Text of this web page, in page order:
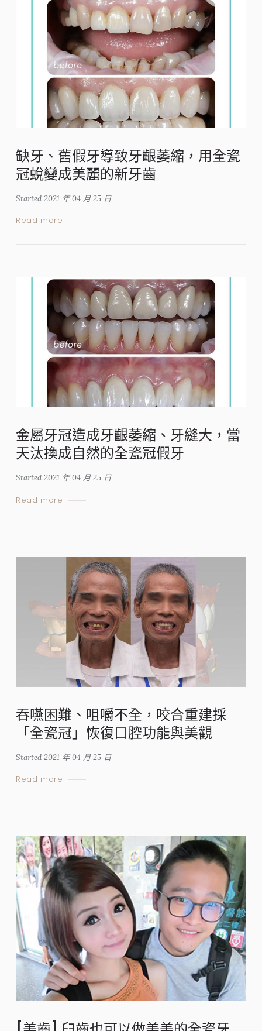
缺牙、舊假牙導致牙齦萎縮，用全瓷
冠蛻變成美麗的新牙齒
Started2021 年 04 月 25 日
Read more
金屬牙冠造成牙齦萎縮、牙縫大，當
天汰換成自然的全瓷冠假牙
Started2021 年 04 月 25 日
Read more
吞嚥困難、咀嚼不全，咬合重建採
「全瓷冠」恢復口腔功能與美觀
Started2021 年 04 月 25 日
Read more